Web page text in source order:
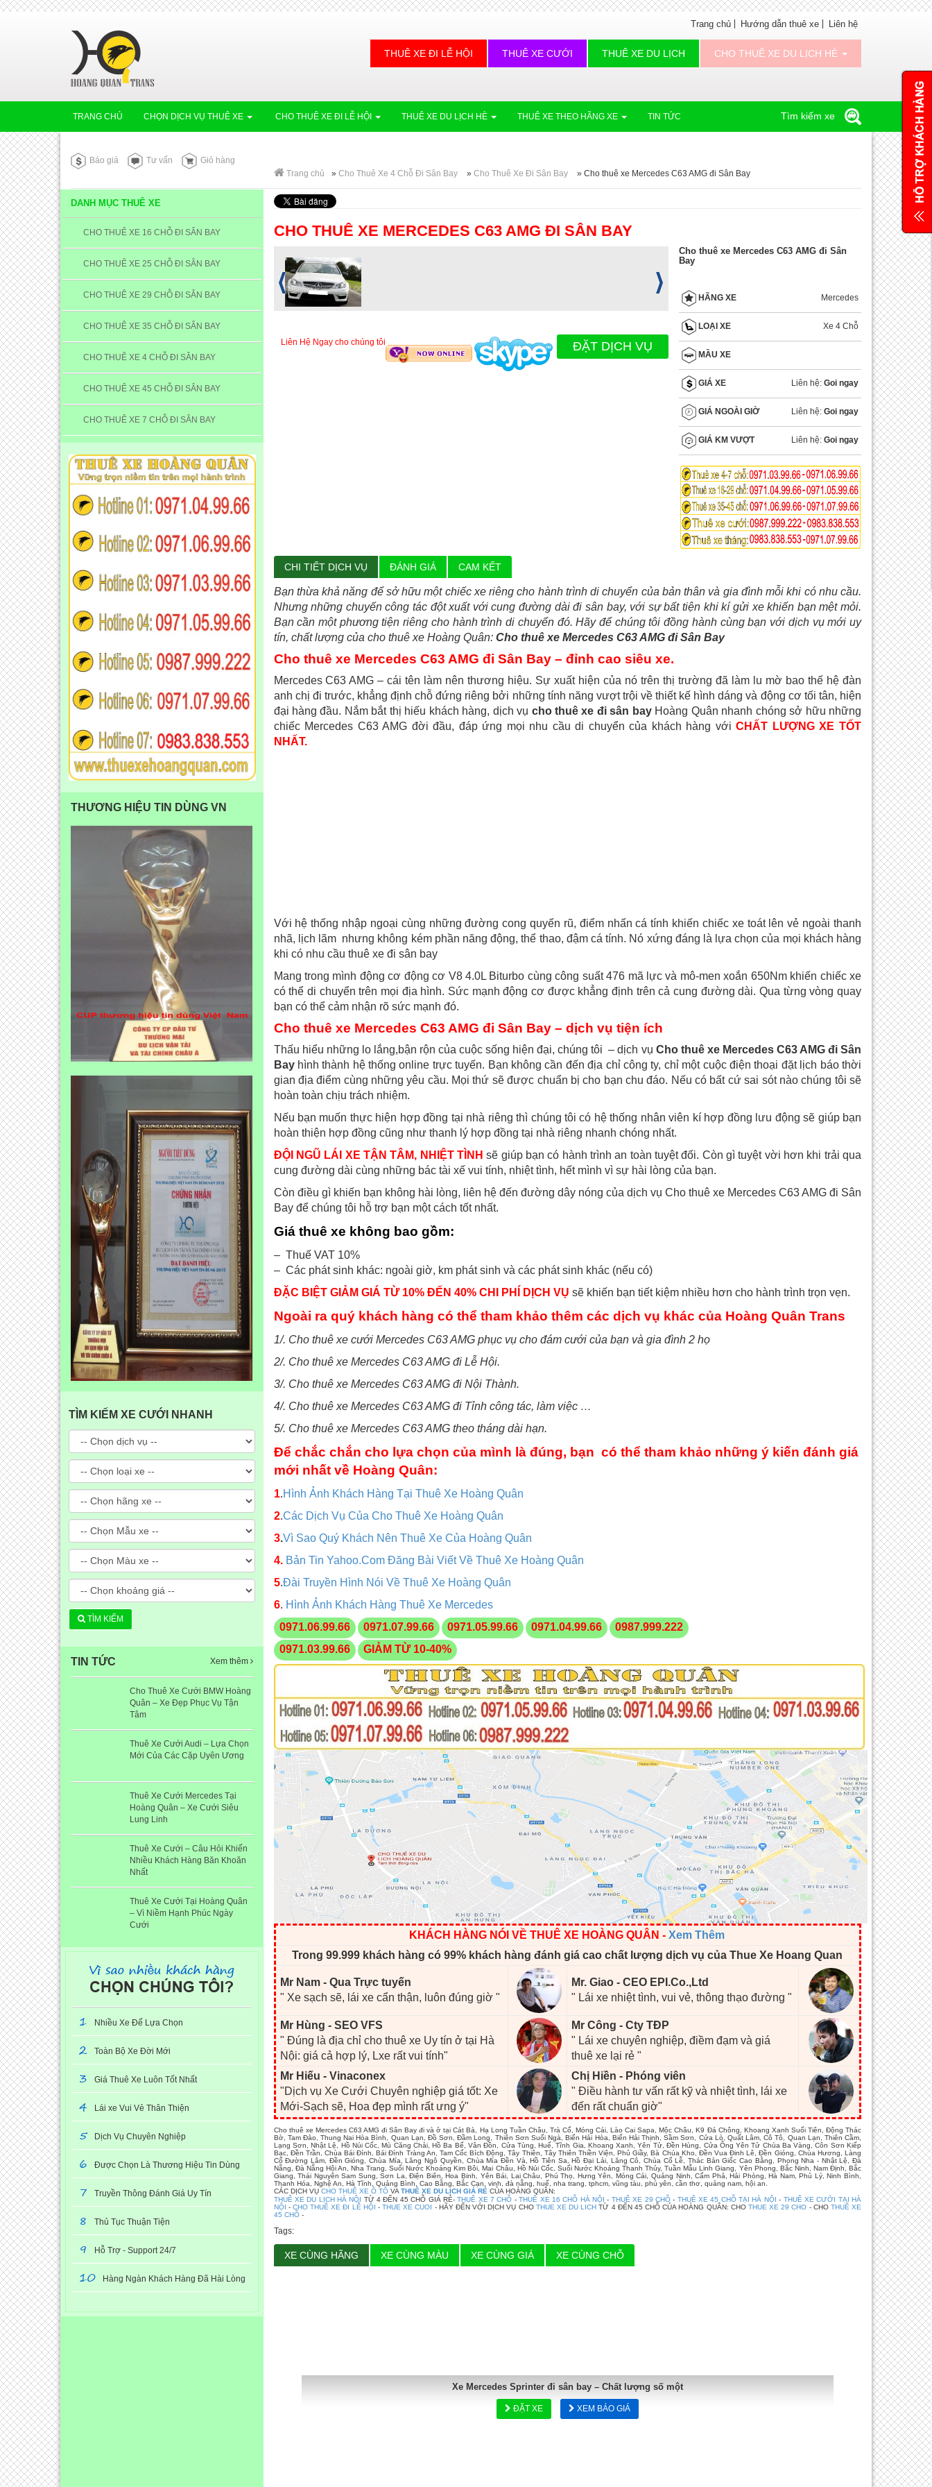
Trang chủ Hướng dẫn thuê xe Liên hệ
THUÊ XE ĐI LỄ HỘI THUÊ XE CƯỚI THUÊ XE DU LỊCH CHO THUÊ XE DU LỊCH HÈ
TRANG CHỦ CHỌN DỊCH VỤ THUÊ XE CHO THUÊ XE ĐI LỄ HỘI THUÊ XE DU LỊCH HÈ THUÊ XE THEO HÃNG XE TIN TỨC Tìm kiếm xe
Báo giá Tư vấn
Giỏ hàng
Trang chủ
» Cho Thuê Xe 4 Chỗ Đi Sân Bay » Cho Thuê Xe Đi Sân Bay » Cho thuê xe Mercedes C63 AMG đi Sân Bay
DANH MỤC THUÊ XE
CHO THUÊ XE 16 CHỖ ĐI SÂN BAY
CHO THUÊ XE 25 CHỖ ĐI SÂN BAY
CHO THUÊ XE 29 CHỖ ĐI SÂN BAY
CHO THUÊ XE 35 CHỖ ĐI SÂN BAY
CHO THUÊ XE 4 CHỖ ĐI SÂN BAY
CHO THUÊ XE 45 CHỖ ĐI SÂN BAY
CHO THUÊ XE 7 CHỖ ĐI SÂN BAY
THƯƠNG HIỆU TIN DÙNG VN
TÌM KIẾM XE CƯỚI NHANH
TÌM KIẾM
TIN TỨC Xem thêm
Cho Thuê Xe Cưới BMW Hoàng
Quân – Xe Đẹp Phục Vụ Tận
Tâm
Thuê Xe Cưới Audi – Lựa Chọn
Mới Của Các Cặp Uyên Ương
Thuê Xe Cưới Mercedes Tại
Hoàng Quân – Xe Cưới Siêu
Lung Linh
Thuê Xe Cưới – Câu Hỏi Khiến
Nhiều Khách Hàng Băn Khoăn
Nhất
Thuê Xe Cưới Tại Hoàng Quân
– Vì Niềm Hạnh Phúc Ngày
Cưới
1 Nhiều Xe Để Lựa Chọn
2 Toàn Bộ Xe Đời Mới
3 Giá Thuê Xe Luôn Tốt Nhất
4 Lái xe Vui Vẻ Thân Thiện
5 Dịch Vụ Chuyên Nghiệp
6 Được Chọn Là Thương Hiệu Tin Dùng
7 Truyền Thông Đánh Giá Uy Tín
8 Thủ Tục Thuận Tiện
9 Hỗ Trợ - Support 24/7
10 Hàng Ngàn Khách Hàng Đã Hài Lòng
CHO THUÊ XE MERCEDES C63 AMG ĐI SÂN BAY
Liên Hệ Ngay cho chúng tôi ĐẶT DỊCH VỤ
Cho thuê xe Mercedes C63 AMG đi Sân
Bay
HÃNG XE Mercedes
LOẠI XE Xe 4 Chỗ
MẦU XE
GIÁ XE Liên hệ: Goi ngay
GIÁ NGOÀI GIỜ Liên hệ: Goi ngay
GIÁ KM VƯỢT Liên hệ: Goi ngay
CHI TIẾT DỊCH VỤ ĐÁNH GIÁ CAM KẾT
Bạn thừa khả năng để sở hữu một chiếc xe riêng cho hành trình di chuyển của bản thân và gia đình mỗi khi có nhu cầu.
Nhưng những chuyến công tác đột xuất với cung đường dài đi sân bay, với sự bất tiện khi kí gửi xe khiến bạn mệt mỏi.
Bạn cần một phương tiện riêng cho hành trình di chuyển đó. Hãy để chúng tôi đồng hành cùng bạn với dịch vụ mới uy
tín, chất lượng của cho thuê xe Hoàng Quân: Cho thuê xe Mercedes C63 AMG đi Sân Bay
Cho thuê xe Mercedes C63 AMG đi Sân Bay – đỉnh cao siêu xe.
Mercedes C63 AMG – cái tên làm nên thương hiệu. Sự xuất hiện của nó trên thị trường đã làm lu mờ bao thế hệ đàn
anh chị đi trước, khẳng định chỗ đứng riêng bởi những tính năng vượt trội về thiết kế hình dáng và động cơ tối tân, hiện
đại hàng đầu. Nắm bắt thị hiếu khách hàng, dịch vụ cho thuê xe đi sân bayHoàng Quân nhanh chóng sở hữu những
chiếc Mercedes C63 AMG đời đầu, đáp ứng mọi nhu cầu di chuyển của khách hàng vớiCHẤT LƯỢNG XE TỐT
NHẤT.
Với hệ thống nhập ngoại cùng những đường cong quyến rũ, điểm nhấn cá tính khiến chiếc xe toát lên vẻ ngoài thanh
nhã, lịch lãm nhưng không kém phần năng động, thể thao, đậm cá tính. Nó xứng đáng là lựa chọn của mọi khách hàng
khi có nhu cầu thuê xe đi sân bay
Mang trong mình động cơ động cơ V8 4.0L Biturbo cùng công suất 476 mã lực và mô-men xoắn 650Nm khiến chiếc xe
có thể di chuyển trên mọi địa hình. Sức mạnh động cơ được khẳng định trên cả cung đường dài. Qua từng vòng quay
bạn có thể cảm nhận rõ sức mạnh đó.
Cho thuê xe Mercedes C63 AMG đi Sân Bay – dịch vụ tiện ích
Thấu hiểu những lo lắng,bận rộn của cuộc sống hiện đại, chúng tôi – dịch vụ Cho thuê xe Mercedes C63 AMG đi Sân
Bayhình thành hệ thống online trực tuyến. Bạn không cần đến địa chỉ công ty, chỉ một cuộc điện thoại đặt lịch báo thời
gian địa điểm cùng những yêu cầu. Mọi thứ sẽ được chuẩn bị cho bạn chu đáo. Nếu có bất cứ sai sót nào chúng tôi sẽ
hoàn toàn chịu trách nhiệm.
Nếu bạn muốn thực hiện hợp đồng tại nhà riêng thì chúng tôi có hệ thống nhân viên kí hợp đồng lưu động sẽ giúp bạn
hoàn thiện hợp đồng cũng như thanh lý hợp đồng tại nhà riêng nhanh chóng nhất.
ĐỘI NGŨ LÁI XE TẬN TÂM, NHIỆT TÌNH sẽ giúp bạn có hành trình an toàn tuyệt đối. Còn gì tuyệt vời hơn khi trải qua
cung đường dài cùng những bác tài xế vui tính, nhiệt tình, hết mình vì sự hài lòng của bạn.
Còn điều gì khiến bạn không hài lòng, liên hệ đến đường dây nóng của dịch vụ Cho thuê xe Mercedes C63 AMG đi Sân
Bay để chúng tôi hỗ trợ bạn một cách tốt nhất.
Giá thuê xe không bao gồm:
– Thuế VAT 10%
– Các phát sinh khác: ngoài giờ, km phát sinh và các phát sinh khác (nếu có)
ĐẶC BIỆT GIẢM GIÁ TỪ 10% ĐẾN 40% CHI PHÍ DỊCH VỤ sẽ khiến bạn tiết kiệm nhiều hơn cho hành trình trọn vẹn.
Ngoài ra quý khách hàng có thể tham khảo thêm các dịch vụ khác của Hoàng Quân Trans
1/. Cho thuê xe cưới Mercedes C63 AMG phục vụ cho đám cưới của bạn và gia đình 2 họ
2/. Cho thuê xe Mercedes C63 AMG đi Lễ Hội.
3/. Cho thuê xe Mercedes C63 AMG đi Nội Thành.
4/. Cho thuê xe Mercedes C63 AMG đi Tỉnh công tác, làm việc …
5/. Cho thuê xe Mercedes C63 AMG theo tháng dài hạn.
Để chắc chắn cho lựa chọn của mình là đúng, bạn có thể tham khảo những ý kiến đánh giá
mới nhất về Hoàng Quân:
1.Hình Ảnh Khách Hàng Tại Thuê Xe Hoàng Quân
2.Các Dịch Vụ Của Cho Thuê Xe Hoàng Quân
3.Vì Sao Quý Khách Nên Thuê Xe Của Hoàng Quân
4. Bản Tin Yahoo.Com Đăng Bài Viết Về Thuê Xe Hoàng Quân
5.Đài Truyền Hình Nói Về Thuê Xe Hoàng Quân
6. Hình Ảnh Khách Hàng Thuê Xe Mercedes
0971.06.99.66
0971.07.99.66 0971.05.99.66 0971.04.99.66
0987.999.222
0971.03.99.66
GIẢM TỪ 10-40%
KHÁCH HÀNG NÓI VỀ THUÊ XE HOÀNG QUÂN - Xem Thêm
Trong 99.999 khách hàng có 99% khách hàng đánh giá cao chất lượng dịch vụ của Thue Xe Hoang Quan
Mr Nam - Qua Trực tuyến
" Xe sạch sẽ, lái xe cẩn thận, luôn đúng giờ "
Mr. Giao - CEO EPI.Co.,Ltd
" Lái xe nhiệt tình, vui vẻ, thông thạo đường "
Mr Hùng - SEO VFS
" Đúng là địa chỉ cho thuê xe Uy tín ở tại Hà
Nội: giá cả hợp lý, Lxe rất vui tính"
Mr Công - Cty TĐP
" Lái xe chuyên nghiệp, điềm đạm và giá
thuê xe lại rẻ "
Mr Hiếu - Vinaconex
"Dịch vụ Xe Cưới Chuyên nghiệp giá tốt: Xe
Mới-Sạch sẽ, Hoa đẹp mình rất ưng ý"
Chị Hiền - Phóng viên
" Điều hành tư vấn rất kỹ và nhiệt tình, lái xe
đến rất chuẩn giờ"
Cho thuê xe Mercedes C63 AMG đi Sân Bay đi và ở tại Cát Bà, Hạ Long Tuần Châu, Trà Cổ, Móng Cái, Lào Cai Sapa, Mộc Châu, K9 Đá Chông, Khoang Xanh Suối Tiên, Động Thác
Bờ, Tam Đảo, Thung Nai Hòa Bình, Quan Lạn, Đồ Sơn, Đầm Long, Thiên Sơn Suối Ngà, Biển Hải Hòa, Biển Hải Thịnh, Sầm Sơn, Cửa Lò, Quất Lâm, Cô Tô, Quan Lạn, Thiên Cầm,
Lạng Sơn, Nhật Lệ, Hồ Núi Cốc, Mù Căng Chải, Hồ Ba Bể, Vân Đồn, Cửa Tùng, Huế, Tĩnh Gia, Khoang Xanh, Yên Tử, Đền Hùng, Cửa Ông Yên Tử Chùa Ba Vàng, Côn Sơn Kiếp
Bạc, Đền Trần, Chùa Bái Đính, Bái Đính Tràng An, Tam Cốc Bích Động, Tây Thiên, Tây Thiên Thiền Viện, Phủ Giầy, Bà Chúa Kho, Đền Vua Đinh Lê, Đền Gióng, Chùa Hương, Làng
Cổ Đường Lâm, Đền Gióng, Chùa Mía, Lăng Ngô Quyền, Chùa Mía Đền Và, Hồ Tiên Sa, Hồ Đại Lải, Lăng Cô, Chùa Cổ Lễ, Thác Bản Giốc Cao Bằng, Phong Nha - Nhật Lệ, Đà
Nẵng, Đà Nẵng Hội An, Nha Trang, Suối Nước Khoáng Kim Bôi, Mai Châu, Hồ Núi Cốc, Suối Nước Khoáng Thanh Thủy, Tuần Mẫu Linh Giang, Yên Phong, Bắc Ninh, Nam Định, Bắc
Giang, Thái Nguyên Sam Sung, Sơn La, Điện Biên, Hoa Binh, Yên Bái, Lai Châu, Phú Thọ, Hưng Yên, Móng Cái, Quảng Ninh, Cẩm Phả, Hải Phòng, Hà Nam, Phủ Lý, Ninh Bình,
Thanh Hóa, Nghệ An, Hà Tĩnh, Quảng Bình, Cao Bằng, Bắc Cạn, vinh, đà nẵng, huế, nha trang, tphcm, vũng tàu, phú yên, cần thơ, quảng nam, hội an.
CÁC DỊCH VỤ CHO THUÊ XE Ô TÔVA THUÊ XE DU LỊCH GIÁ RẺ CỦA HOÀNG QUÂN:
THUÊ XE DU LỊCH HÀ NỘI TỪ 4 ĐẾN 45 CHỖ GIÁ RẺ-THUÊ XE 7 CHỖ -THUÊ XE 16 CHỖ HÀ NỘI - THUÊ XE 29 CHỖ- THUÊ XE 45 CHỖ TẠI HÀ NỘI - THUÊ XE CƯỚI TẠI HÀ
NỘI - CHO THUÊ XE ĐI LỄ HỘI -THUE XE CUOI - HÃY ĐẾN VỚI DỊCH VỤ CHO THUE XE DU LICH TỪ 4 ĐẾN 45 CHỖ CỦA HOÀNG QUÂN: CHO THUE XE 29 CHO - CHO THUÊ XE
45 CHỖ-
Tags:
XE CÙNG HÃNG XE CÙNG MÀU XE CÙNG GIÁ XE CÙNG CHỖ
Xe Mercedes Sprinter đi sân bay – Chất lượng số một
ĐẶT XE XEM BÁO GIÁ